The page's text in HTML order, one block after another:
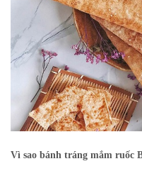
Vì sao bánh tráng mắm ruốc